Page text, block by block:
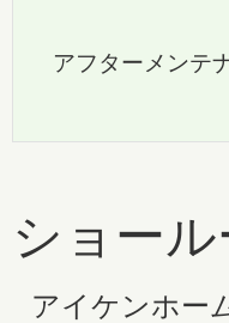
アフターメンテ
ショー
アイケンホー